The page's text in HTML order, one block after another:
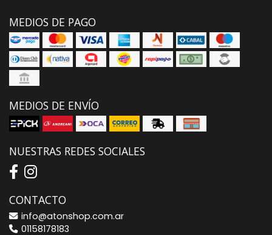
MEDIOS DE PAGO
MEDIOS DE ENVÍO
NUESTRAS REDES SOCIALES
CONTACTO
info@atonshop.com.ar
01158178183